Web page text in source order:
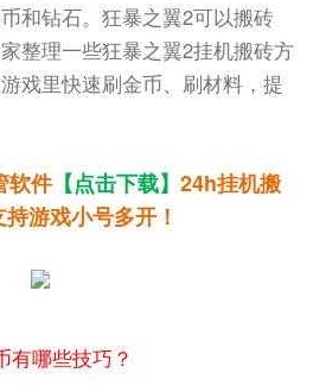
和钻石。狂暴之翼2可以搬砖
整理一些狂暴之翼2挂机搬砖方
戏里快速刷金币、刷材料，提
软件【点击下载】 24h挂机搬
游戏小号多开！
有哪些技巧？